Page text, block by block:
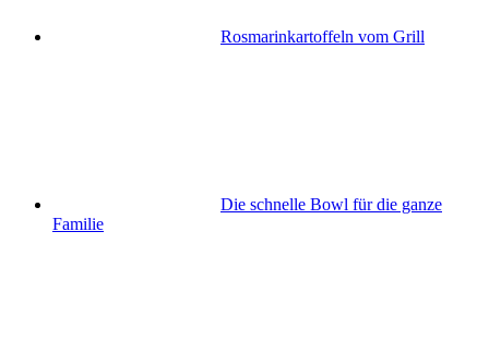
Rosmarinkartoffeln vom Grill
Die schnelle Bowl für die ganze
Familie